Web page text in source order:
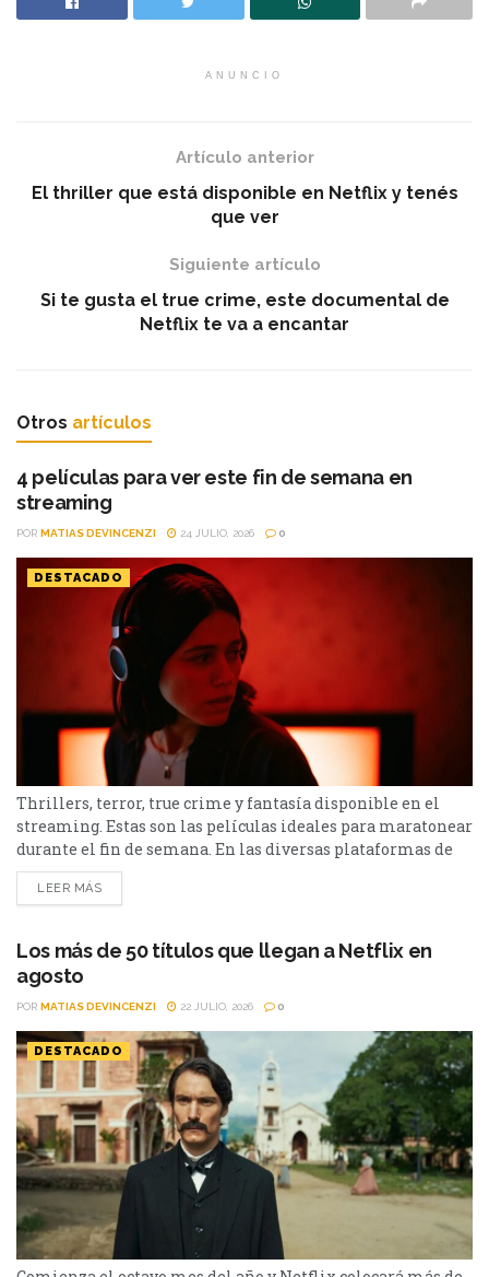
ANUNCIO
Artículo anterior
El thriller que está disponible en Netflix y tenés
que ver
Siguiente artículo
Si te gusta el true crime, este documental de
Netflix te va a encantar
Otros artículos
4 películas para ver este fin de semana en
streaming
POR MATIAS DEVINCENZI 24 JULIO, 2026 0
DESTACADO
Thrillers, terror, true crime y fantasía disponible en el
streaming. Estas son las películas ideales para maratonear
durante el fin de semana. En las diversas plataformas de
streaming aparecen propuestas para todos los gustos: desde
un thriller español cargado de tensión y conspiraciones,
película de terror psicológico y el esperado regreso de...
LEER MÁS
Los más de 50 títulos que llegan a Netflix en
agosto
POR MATIAS DEVINCENZI 22 JULIO, 2026 0
DESTACADO